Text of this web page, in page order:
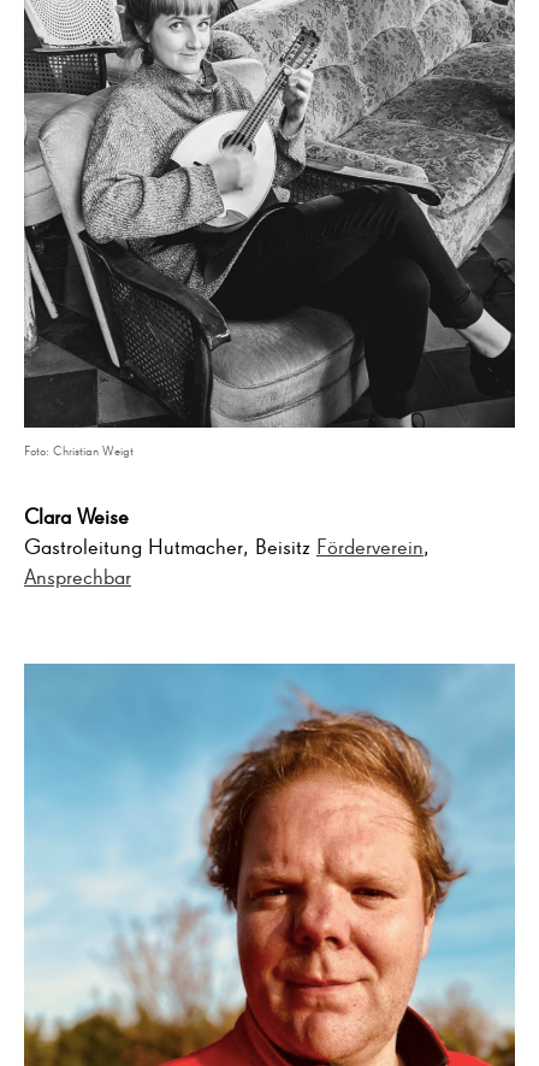
Foto: Christian Weigt
Clara Weise
Gastroleitung Hutmacher, Beisitz Förderverein,
Ansprechbar